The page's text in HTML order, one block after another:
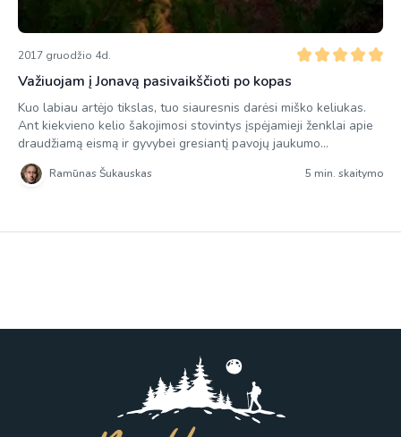
2017 gruodžio 4d.
Važiuojam į Jonavą pasivaikščioti po kopas
Kuo labiau artėjo tikslas, tuo siauresnis darėsi miško keliukas.
Ant kiekvieno kelio šakojimosi stovintys įspėjamieji ženklai apie
draudžiamą eismą ir gyvybei gresiantį pavojų jaukumo
neprideda, o įtarimų kupini kareivių žvilgsniai pro pravažiuojančio
kareiviško automobilio langus priverčia jaustis kaip kokiam
Ramūnas Šukauskas 5 min. skaitymo